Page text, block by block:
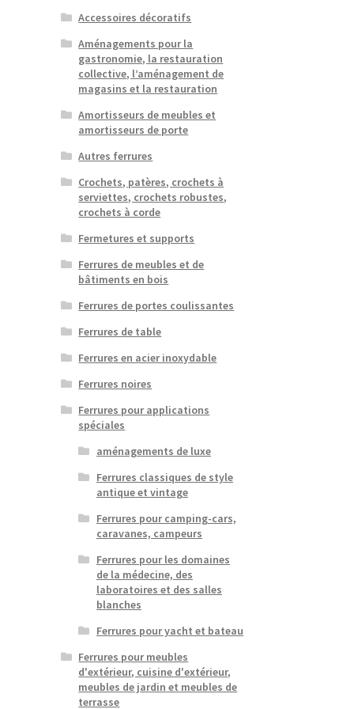
Accessoires décoratifs
Aménagements pour la
gastronomie, la restauration
collective, l’aménagement de
magasins et la restauration
Amortisseurs de meubles et
amortisseurs de porte
Autres ferrures
Crochets, patères, crochets à
serviettes, crochets robustes,
crochets à corde
Fermetures et supports
Ferrures de meubles et de
bâtiments en bois
Ferrures de portes coulissantes
Ferrures de table
Ferrures en acier inoxydable
Ferrures noires
Ferrures pour applications
spéciales
aménagements de luxe
Ferrures classiques de style
antique et vintage
Ferrures pour camping-cars,
caravanes, campeurs
Ferrures pour les domaines
de la médecine, des
laboratoires et des salles
blanches
Ferrures pour yacht et bateau
Ferrures pour meubles
d'extérieur, cuisine d'extérieur,
meubles de jardin et meubles de
terrasse